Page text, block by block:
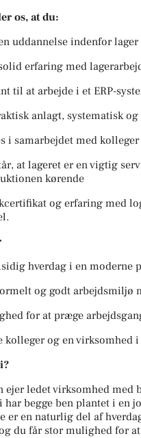
os, at du:
uddannelse indenfor
erfaring med
til at arbejde i et ERP-
anlagt, systematisk og
i samarbejdet med
at lageret er en vigtig
kørende
og erfaring med
hverdag i en moderne
og godt arbejdsmiljø
for at præge
kolleger og en virksomhed
ejer ledet virksomhed med
har begge ben plantet i en
er en naturlig del af
du får stor mulighed for